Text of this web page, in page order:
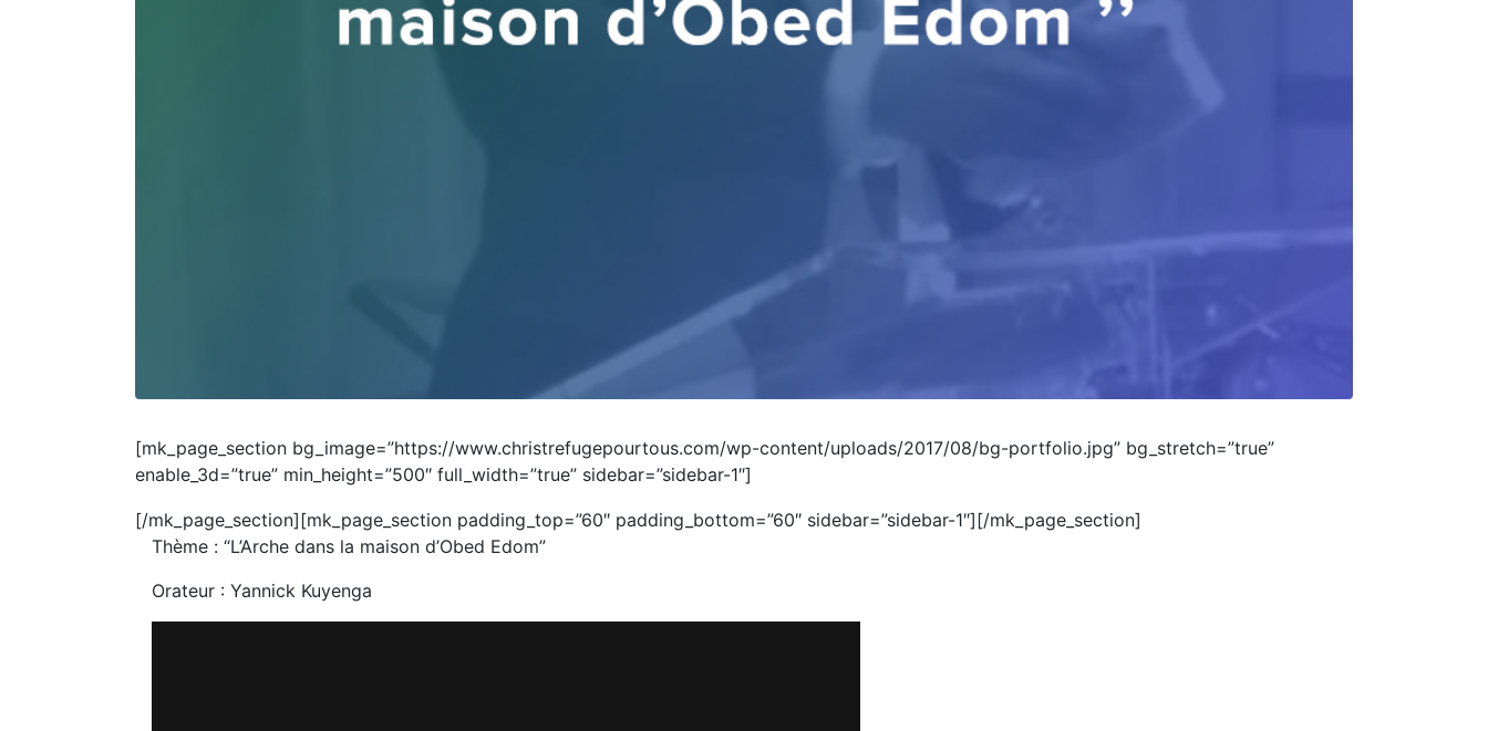
[mk_page_section bg_image=”https://www.christrefugepourtous.com/wp-content/uploads/2017/08/bg-portfolio.jpg” bg_stretch=”true”
enable_3d=”true” min_height=”500″ full_width=”true” sidebar=”sidebar-1″]
[/mk_page_section][mk_page_section padding_top=”60″ padding_bottom=”60″ sidebar=”sidebar-1″]
Thème : “L’Arche dans la maison d’Obed Edom”
Orateur : Yannick Kuyenga
[/mk_page_section]